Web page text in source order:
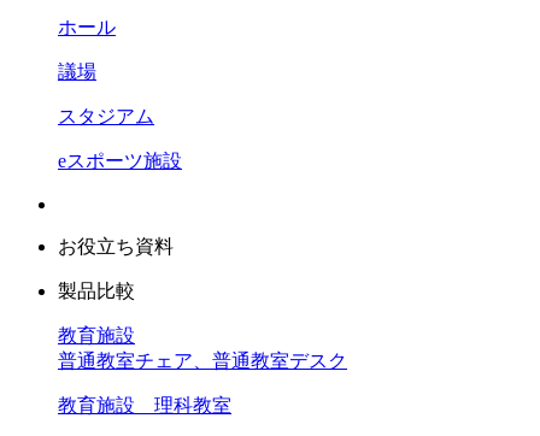
ホール
議場
スタジアム
eスポーツ施設
お役立ち資料
製品比較
教育施設
普通教室チェア、普通教室デスク
教育施設 理科教室